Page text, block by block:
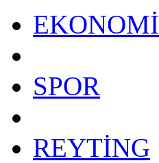
EKONOMİ
SPOR
REYTİNG